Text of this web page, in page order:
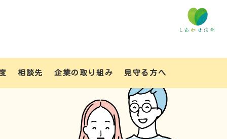
相談先 企業の取り組み 見守る方へ